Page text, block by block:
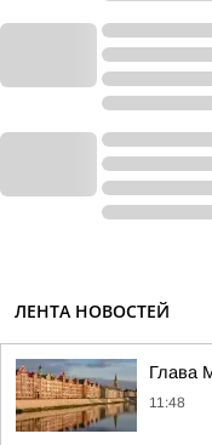
ЛЕНТА НОВОСТЕЙ
Глава
11:48